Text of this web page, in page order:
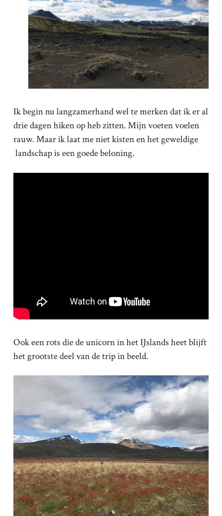
Ik begin nu langzamerhand wel te merken dat ik er al
drie dagen hiken op heb zitten. Mijn voeten voelen
rauw. Maar ik laat me niet kisten en het geweldige
landschap is een goede beloning.
Ook een rots die de unicorn in het IJslands heet blijft
het grootste deel van de trip in beeld.